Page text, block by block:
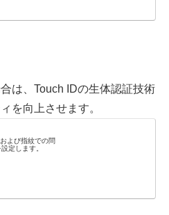
は、Touch IDの生体認証技術
を向上させます。
よび指紋での問
定します。